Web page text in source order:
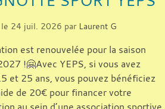
24 juil. 2026 par Laurent G
est renouvelée pour la saison
!🤗Avec YEPS, si vous avez
et 25 ans, vous pouvez bénéficiez
de 20€ pour financer votre
au sein d’une association sportive